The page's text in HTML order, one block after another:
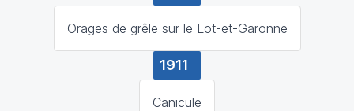
Orages de grêle sur le Lot-et-Garonne
1911
Canicule